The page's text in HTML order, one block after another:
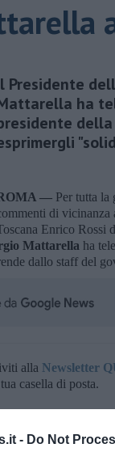
- Do Not
Presidente
ha
della
— Per tutta la
di vicinanza
Enrico Rossi
Mattarella ha
dallo staff del
alla Newsletter
casella di posta.